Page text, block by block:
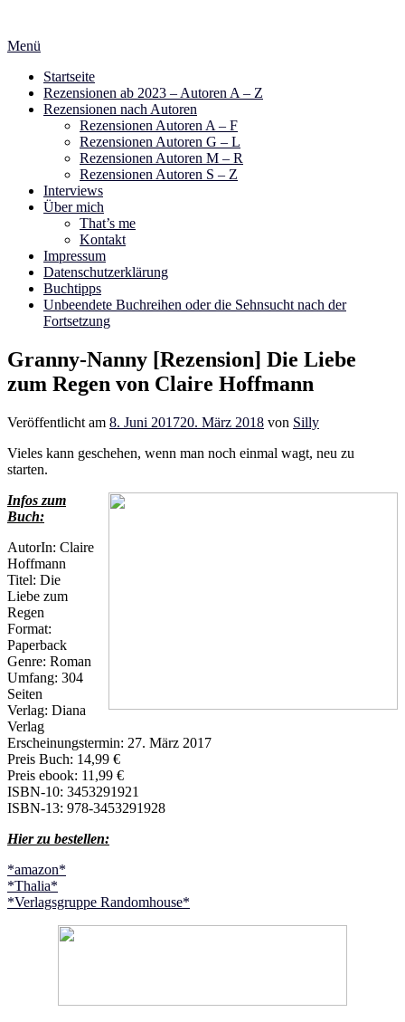
springen
Menü
Startseite
Rezensionen ab 2023 – Autoren A – Z
Rezensionen nach Autoren
Rezensionen Autoren A – F
Rezensionen Autoren G – L
Rezensionen Autoren M – R
Rezensionen Autoren S – Z
Interviews
Über mich
That’s me
Kontakt
Impressum
Datenschutzerklärung
Buchtipps
Unbeendete Buchreihen oder die Sehnsucht nach der
Fortsetzung
Granny-Nanny [Rezension] Die Liebe
zum Regen von Claire Hoffmann
Veröffentlicht am 8. Juni 201720. März 2018 von Silly
Vieles kann geschehen, wenn man noch einmal wagt, neu zu
starten.
Infos zum
Buch:
AutorIn: Claire
Hoffmann
Titel: Die
Liebe zum
Regen
Format:
Paperback
Genre: Roman
Umfang: 304
Seiten
Verlag: Diana
Verlag
Erscheinungstermin: 27. März 2017
Preis Buch: 14,99 €
Preis ebook: 11,99 €
ISBN-10: 3453291921
ISBN-13: 978-3453291928
Hier zu bestellen:
*amazon*
*Thalia*
*Verlagsgruppe Randomhouse*